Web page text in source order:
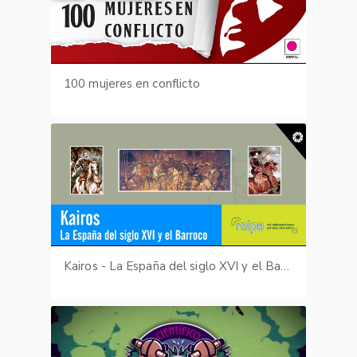
100 mujeres en conflicto
Kairos - La España del siglo XVI y el Barroco